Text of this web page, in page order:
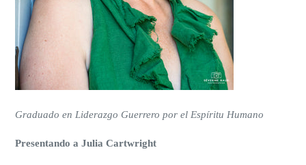
Graduado en Liderazgo Guerrero por el Espíritu Humano
Presentando a Julia Cartwright